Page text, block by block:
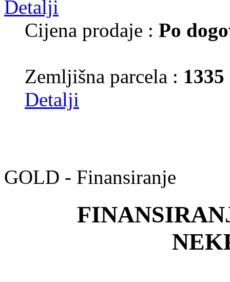
Cijena prodaje : Po
Zemljišna parcela : 1335
Detalji
GOLD - Finansiranje